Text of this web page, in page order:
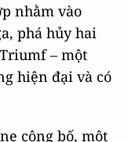
nhằm vào
phá hủy hai
– một
hiện đại và có
công bố, một